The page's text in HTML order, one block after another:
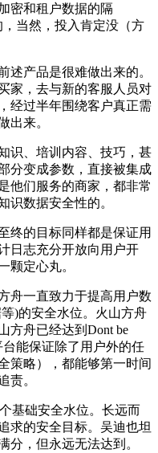
密和租户数据的隔
当然，投入肯定没（方
产品是很难做出来的。
家，去与新的客服人员对
经过半年围绕客户真正需
出来。
、培训内容、技巧，甚
分变成参数，直接被集成
他们服务的商家，都非常
识数据安全性的。
的目标同样都是保证用
日志充分开放向用户开
颗定心丸。
一直致力于提高用户数
)的安全水位。火山方舟
方舟已经达到Dont be
能保证除了用户外的任
策略），都能够第一时间
责。
基础安全水位。长远而
求的安全目标。吴迪也坦
分，但永远无法达到。